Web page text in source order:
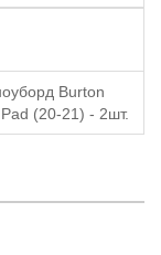
Burton
(20-21) - 2шт.